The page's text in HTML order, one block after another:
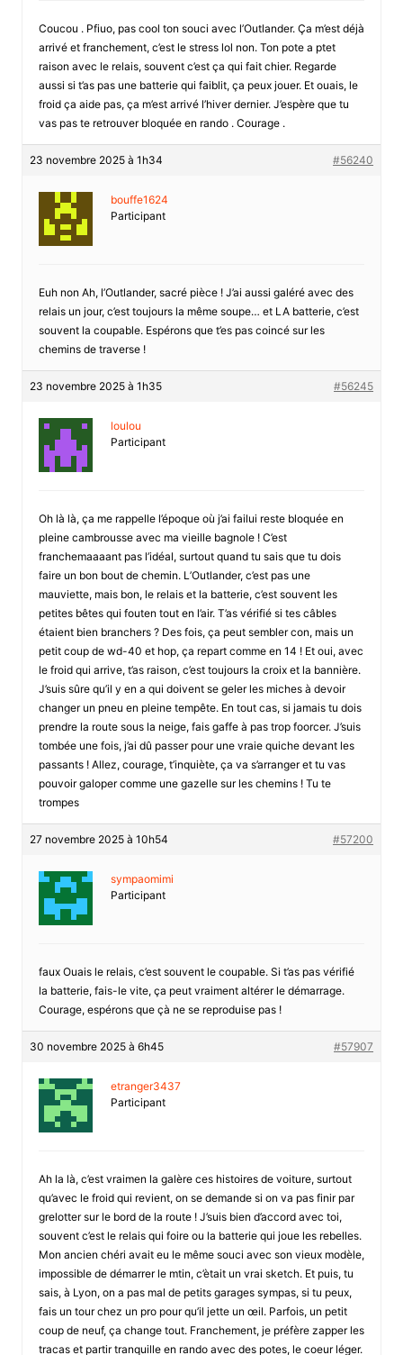
Coucou . Pfiuo, pas cool ton souci avec l’Outlander. Ça m’est déjà
arrivé et franchement, c’est le stress lol non. Ton pote a ptet
raison avec le relais, souvent c’est ça qui fait chier. Regarde
aussi si t’as pas une batterie qui faiblit, ça peux jouer. Et ouais, le
froid ça aide pas, ça m’est arrivé l’hiver dernier. J’espère que tu
vas pas te retrouver bloquée en rando . Courage .
23 novembre 2025 à 1h34 #56240
bouffe1624
Participant
Euh non Ah, l’Outlander, sacré pièce ! J’ai aussi galéré avec des
relais un jour, c’est toujours la même soupe… et LA batterie, c’est
souvent la coupable. Espérons que t’es pas coincé sur les
chemins de traverse !
23 novembre 2025 à 1h35 #56245
loulou
Participant
Oh là là, ça me rappelle l’époque où j’ai failui reste bloquée en
pleine cambrousse avec ma vieille bagnole ! C’est
franchemaaaant pas l’idéal, surtout quand tu sais que tu dois
faire un bon bout de chemin. L’Outlander, c’est pas une
mauviette, mais bon, le relais et la batterie, c’est souvent les
petites bêtes qui fouten tout en l’air. T’as vérifié si tes câbles
étaient bien branchers ? Des fois, ça peut sembler con, mais un
petit coup de wd-40 et hop, ça repart comme en 14 ! Et oui, avec
le froid qui arrive, t’as raison, c’est toujours la croix et la bannière.
J’suis sûre qu’il y en a qui doivent se geler les miches à devoir
changer un pneu en pleine tempête. En tout cas, si jamais tu dois
prendre la route sous la neige, fais gaffe à pas trop foorcer. J’suis
tombée une fois, j’ai dû passer pour une vraie quiche devant les
passants ! Allez, courage, t’inquiète, ça va s’arranger et tu vas
pouvoir galoper comme une gazelle sur les chemins ! Tu te
trompes
27 novembre 2025 à 10h54 #57200
sympaomimi
Participant
faux Ouais le relais, c’est souvent le coupable. Si t’as pas vérifié
la batterie, fais-le vite, ça peut vraiment altérer le démarrage.
Courage, espérons que çà ne se reproduise pas !
30 novembre 2025 à 6h45 #57907
etranger3437
Participant
Ah la là, c’est vraimen la galère ces histoires de voiture, surtout
qu’avec le froid qui revient, on se demande si on va pas finir par
grelotter sur le bord de la route ! J’suis bien d’accord avec toi,
souvent c’est le relais qui foire ou la batterie qui joue les rebelles.
Mon ancien chéri avait eu le même souci avec son vieux modèle,
impossible de démarrer le mtin, c’ètait un vrai sketch. Et puis, tu
sais, à Lyon, on a pas mal de petits garages sympas, si tu peux,
fais un tour chez un pro pour qu’il jette un œil. Parfois, un petit
coup de neuf, ça change tout. Franchement, je préfère zapper les
tracas et partir tranquille en rando avec des potes, le coeur léger.